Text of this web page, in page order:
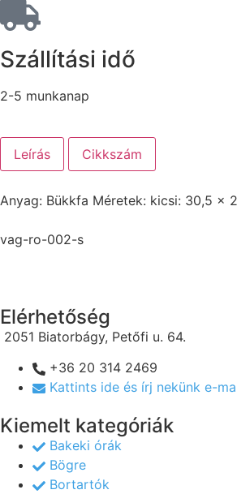
Szállítási idő
2-5 munkanap
Leírás Cikkszám
Anyag: Bükkfa Méretek: kicsi: 30,5 x
vag-ro-002-s
Elérhetőség
2051 Biatorbágy, Petőfi u. 64.
+36 20 314 2469
Kattints ide és írj nekünk e-
Kiemelt kategóriák
Bakeki órák
Bögre
Bortartók